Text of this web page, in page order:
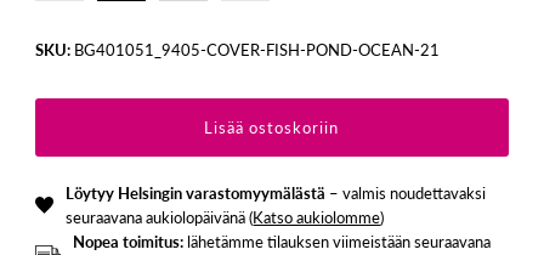
SKU: BG401051_9405-COVER-FISH-POND-OCEAN-21
Löytyy Helsingin varastomyymälästä – valmis noudettavaksi
seuraavana aukiolopäivänä (Katso aukiolomme)
Nopea toimitus:lähetämme tilauksen viimeistään seuraavana